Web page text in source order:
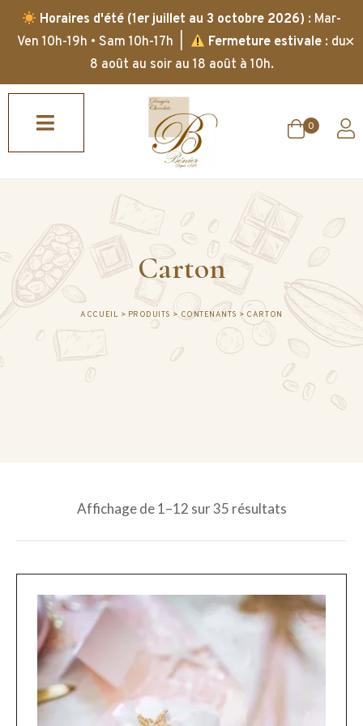
Horaires d'été (1er juillet au 3 octobre 2026) : Mar-
Ven 10h-19h • Sam 10h-17h |
Fermeture estivale: du
8 août au soir au 18 août à 10h.
✕
0
Carton
ACCUEIL > PRODUITS > CONTENANTS > CARTON
Affichage de 1–12 sur 35 résultats